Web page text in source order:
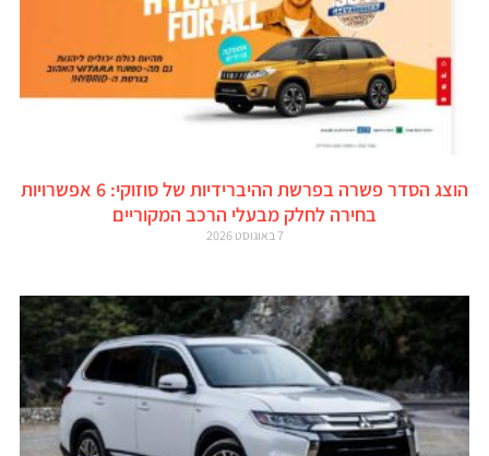
הוצג הסדר פשרה בפרשת ההיברידיות של סוזוקי: 6 אפשרויות
בחירה לחלק מבעלי הרכב המקוריים
7 באוגוסט 2026